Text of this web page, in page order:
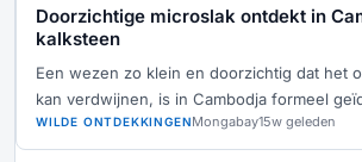
Doorzichtige microslak ontdekt in
kalksteen
Een wezen zo klein en doorzichtig dat het
kan verdwijnen, is in Cambodja formeel
WILDE ONTDEKKINGENMongabay15w geleden